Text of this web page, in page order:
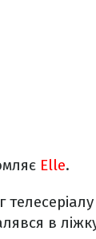
Elle.
в